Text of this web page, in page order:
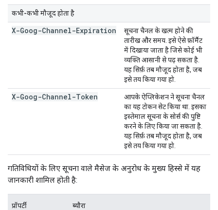
कभी-कभी मौजूद होता है
X-Goog-Channel-Expiration
सूचना चैनल के खत्म होने की
तारीख और समय. इसे ऐसे फ़ॉर्मैट
में दिखाया जाता है जिसे कोई भी
व्यक्ति आसानी से पढ़ सकता है.
यह सिर्फ़ तब मौजूद होता है, जब
इसे तय किया गया हो.
X-Goog-Channel-Token
आपके ऐप्लिकेशन ने सूचना चैनल
का यह टोकन सेट किया था. इसका
इस्तेमाल सूचना के सोर्स की पुष्टि
करने के लिए किया जा सकता है.
यह सिर्फ़ तब मौजूद होता है, जब
इसे तय किया गया हो.
गतिविधियों के लिए सूचना वाले मैसेज के अनुरोध के मुख्य हिस्से में यह
जानकारी शामिल होती है:
प्रॉपर्टी ब्यौरा